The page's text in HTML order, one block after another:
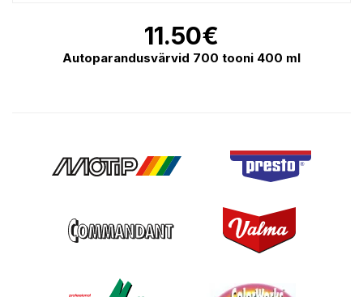
11.50€
Autoparandusvärvid 700 tooni 400 ml